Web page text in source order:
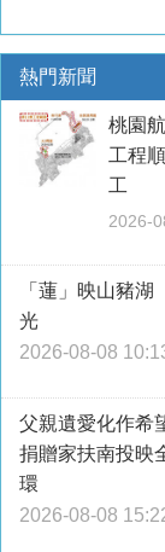
熱門新聞
桃園
工程
工
2026-
「蓮」映山豬
光
2026-08-08
父親遺愛化作
捐贈家扶南投映
環
2026-08-08